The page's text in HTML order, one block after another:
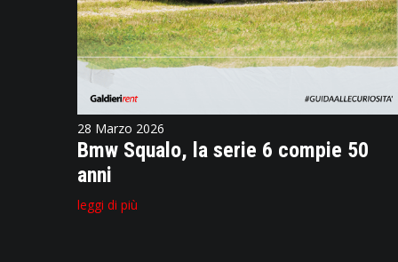
28 Marzo 2026
Bmw Squalo, la serie 6 compie 50
anni
leggi di più